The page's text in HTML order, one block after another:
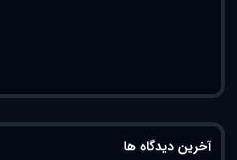
آخرین دیدگاه ها